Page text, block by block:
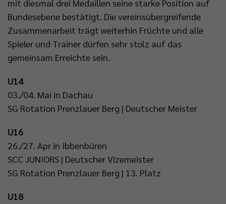
mit diesmal drei Medaillen seine starke Position auf
Bundesebene bestätigt. Die vereinsübergreifende
Zusammenarbeit trägt weiterhin Früchte und alle
Spieler und Trainer dürfen sehr stolz auf das
gemeinsam Erreichte sein.
U14
03./04. Mai in Dachau
SG Rotation Prenzlauer Berg | Deutscher Meister
U16
26./27. Apr in Ibbenbüren
SCC JUNIORS | Deutscher Vizemeister
SG Rotation Prenzlauer Berg | 13. Platz
U18